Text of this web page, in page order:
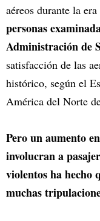
aéreos durante la
personas
Administración de
satisfacción de las
histórico, según el
América del Norte
Pero un aumento
involucran a
violentos ha hecho
muchas